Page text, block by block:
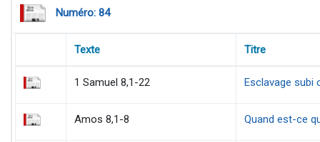
Numéro: 84
Texte Titre
1 Samuel 8,1-22 Esclavage subi
Amos 8,1-8 Quand est-ce